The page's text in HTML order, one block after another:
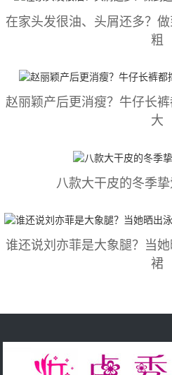
在家头发很油、头屑还多？
粗
赵丽颖产后更消瘦？牛仔长
大
八款大干皮的冬季
谁还说刘亦菲是大象腿？当
裙